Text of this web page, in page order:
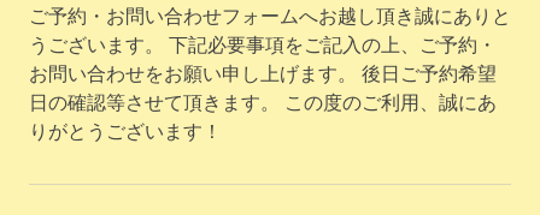
ご予約・お問い合わせフォームへお越し頂き誠にありと
うございます。 下記必要事項をご記入の上、ご予約・
お問い合わせをお願い申し上げます。 後日ご予約希望
日の確認等させて頂きます。 この度のご利用、誠にあ
りがとうございます！